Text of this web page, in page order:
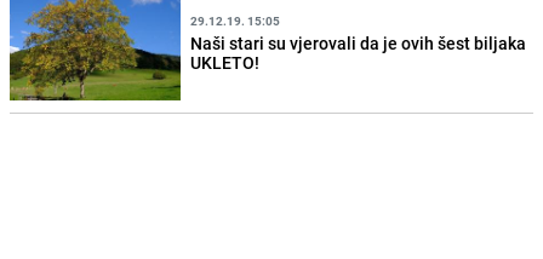
29.12.19. 15:05
Naši stari su vjerovali da je ovih šest biljaka
UKLETO!